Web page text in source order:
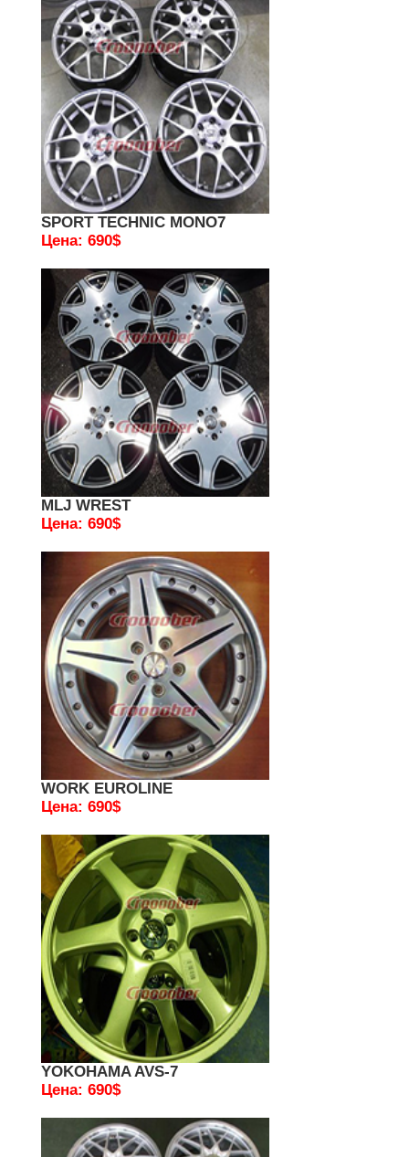
SPORT TECHNIC MONO7
Цена: 690$
MLJ WREST
Цена: 690$
WORK EUROLINE
Цена: 690$
YOKOHAMA AVS-7
Цена: 690$